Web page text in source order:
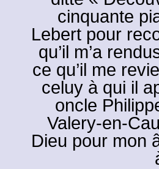
cinquante
Lebert pour
qu’il m’a
ce qu’il me
celuy à qui il
oncle
Valery-en-
Dieu pour mon